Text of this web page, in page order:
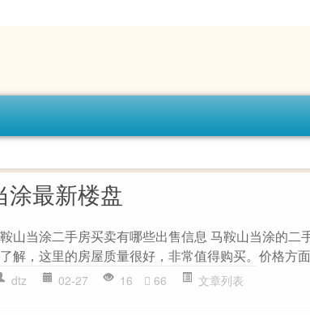
涂最新楼盘
山当涂二手房买卖有哪些出售信息 马鞍山当涂的二
解，这里的房屋质量很好，非常值得购买。价格方
dtz 02-27 16 66 文章列表